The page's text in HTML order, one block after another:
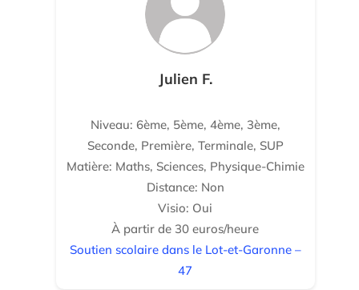
Julien F.
Niveau: 6ème, 5ème, 4ème, 3ème,
Seconde, Première, Terminale, SUP
Matière: Maths, Sciences, Physique-Chimie
Distance: Non
Visio: Oui
À partir de 30 euros/heure
Soutien scolaire dans le Lot-et-Garonne –
47